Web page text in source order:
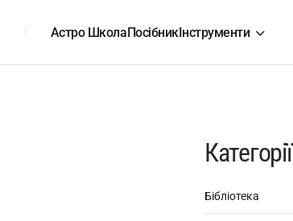
Астро ШколаПосібникІнструменти
Категорії
Бібліотека